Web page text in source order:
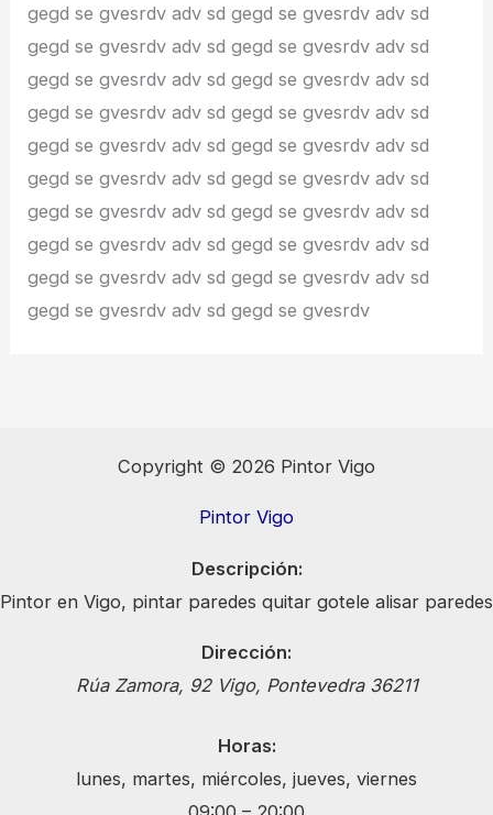
gegd se gvesrdv adv sd gegd se gvesrdv adv sd
gegd se gvesrdv adv sd gegd se gvesrdv adv sd
gegd se gvesrdv adv sd gegd se gvesrdv adv sd
gegd se gvesrdv adv sd gegd se gvesrdv adv sd
gegd se gvesrdv adv sd gegd se gvesrdv adv sd
gegd se gvesrdv adv sd gegd se gvesrdv adv sd
gegd se gvesrdv adv sd gegd se gvesrdv adv sd
gegd se gvesrdv adv sd gegd se gvesrdv adv sd
gegd se gvesrdv adv sd gegd se gvesrdv adv sd
gegd se gvesrdv adv sd gegd se gvesrdv
Copyright © 2026 Pintor Vigo
Pintor Vigo
Descripción:
Pintor en Vigo, pintar paredes quitar gotele alisar paredes
Dirección:
Rúa Zamora, 92 Vigo, Pontevedra 36211
Horas:
lunes, martes, miércoles, jueves, viernes